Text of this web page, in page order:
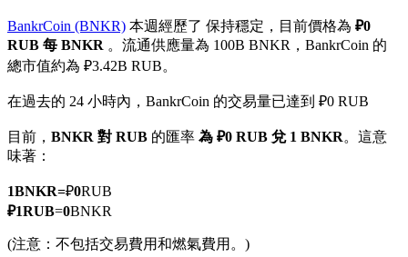
幣本位永續
以數字貨幣為保證金的永續合約
TradFi
美股、外匯、貴金屬及大宗商品衍生性商品
BankrCoin (BNKR) 本週經歷了 保持穩定，目前價格為 ₽0
RUB 每 BNKR 。流通供應量為 100B BNKR，BankrCoin 的
總市值約為 ₽3.42B RUB。
在過去的 24 小時內，BankrCoin 的交易量已達到 ₽0 RUB
目前， BNKR 對 RUB 的匯率 為 ₽0 RUB 兌 1 BNKR。這意
味著：
1BNKR=₽0RUB
₽1RUB=0BNKR
(注意：不包括交易費用和燃氣費用。)